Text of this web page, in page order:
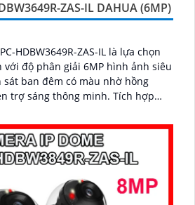
ZAS-IL DAHUA (6MP)
HDBW3649R-ZAS-IL là lựa chọn
độ phân giải 6MP hình ảnh siêu
sát ban đêm có màu nhờ hồng
sáng thông minh. Tích hợp
xác người và xe, camera đáp ứng
chuyên nghiệp hỗ trợ PoE giúp